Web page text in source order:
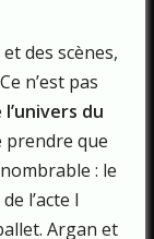
des scènes,
n’est pas
l’univers du
prendre que
: le
l’acte I
Argan et